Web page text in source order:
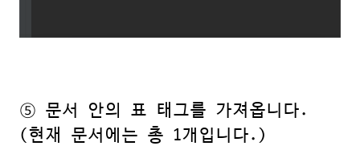
⑤ 문서 안의 표 태그를 가져옵니다.
(현재 문서에는 총 1개입니다.)